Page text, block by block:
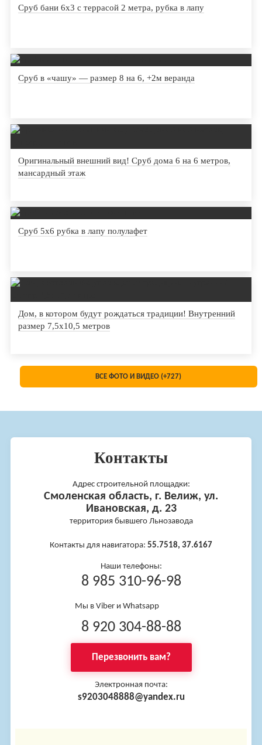
Сруб бани 6х3 с террасой 2 метра, рубка в лапу
Сруб в «чашу» — размер 8 на 6, +2м веранда
Оригинальный внешний вид! Сруб дома 6 на 6 метров,
мансардный этаж
Сруб 5х6 рубка в лапу полулафет
Дом, в котором будут рождаться традиции! Внутренний
размер 7,5х10,5 метров
ВСЕ ФОТО И ВИДЕО (+727)
Контакты
Адрес строительной площадки:
Смоленская область, г. Велиж, ул.
Ивановская, д. 23
территория бывшего Льнозавода
Контакты для навигатора: 55.7518, 37.6167
Наши телефоны:
8 985 310-96-98
Мы в Viber и Whatsapp
8 920 304-88-88
Перезвонить вам?
Электронная почта:
s9203048888@yandex.ru